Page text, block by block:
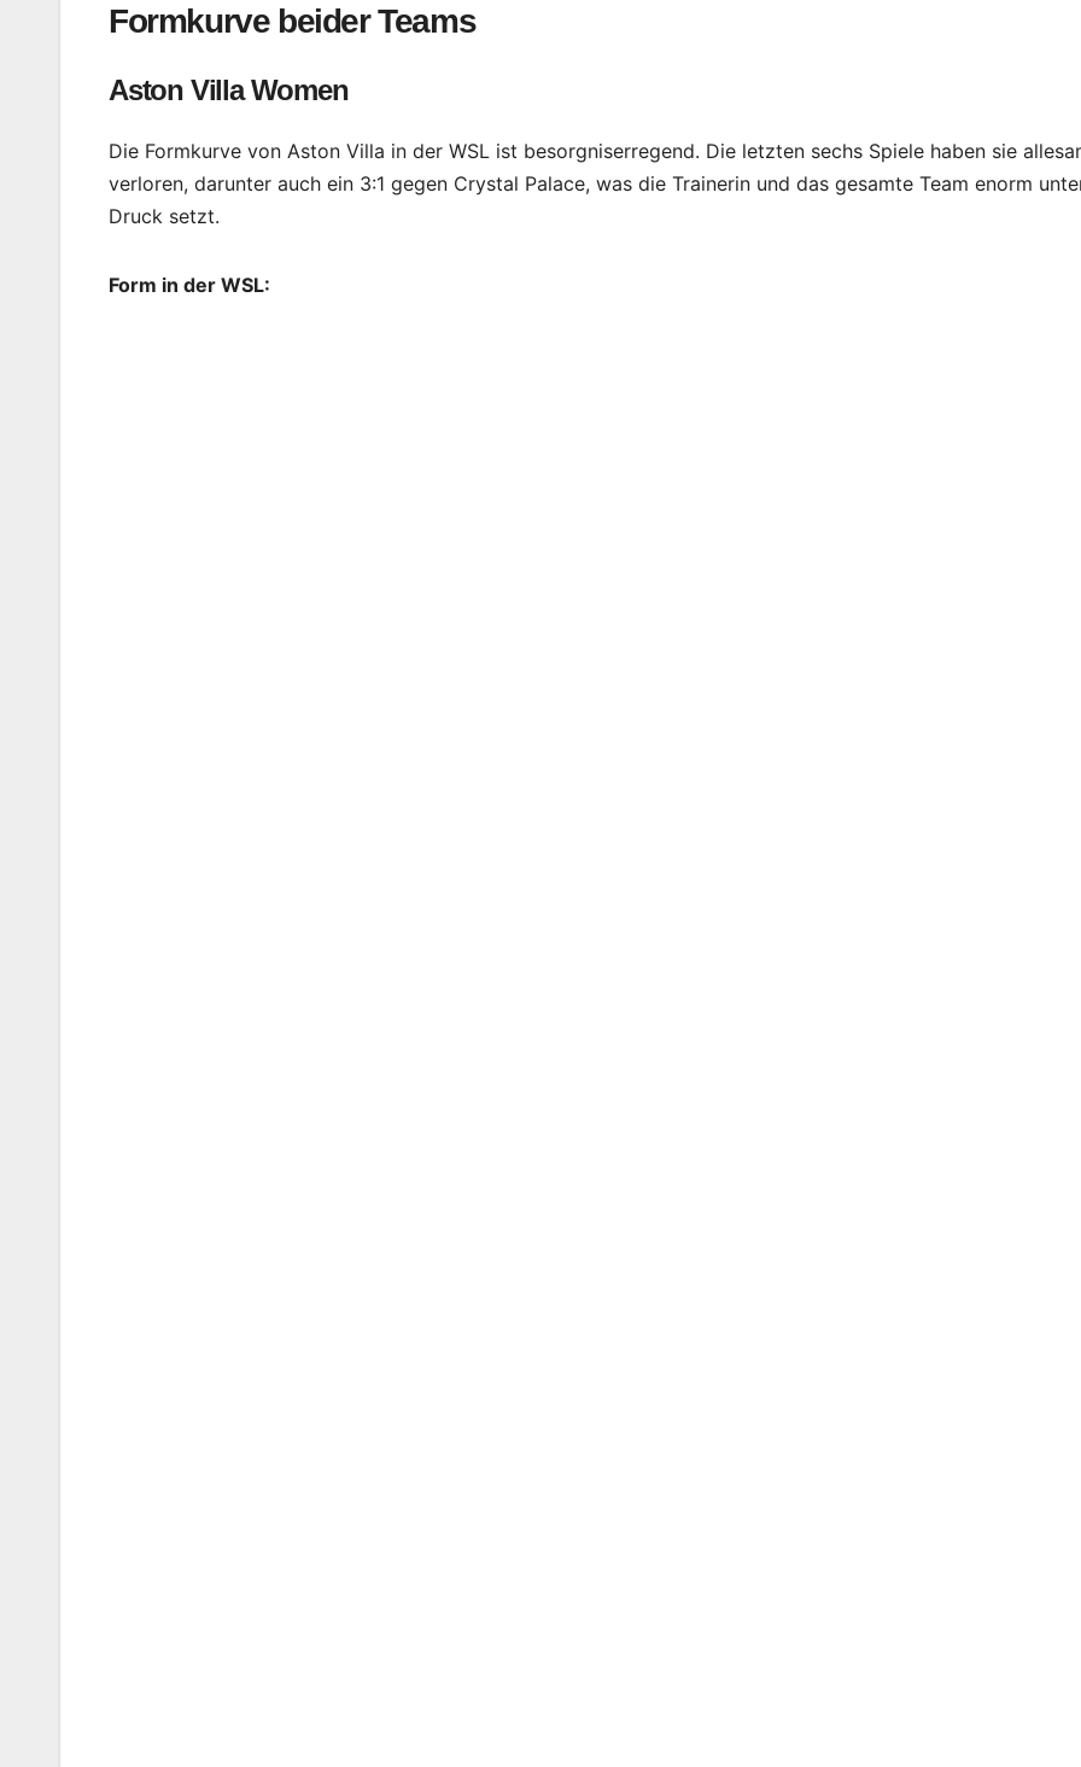
Formkurve beider Teams
Aston Villa Women
Die Formkurve von Aston Villa in der WSL ist besorgniserregend. Die letzten sechs Spiele haben sie
verloren, darunter auch ein 3:1 gegen Crystal Palace, was die Trainerin und das gesamte Team enorm
Druck setzt.
Form in der WSL: